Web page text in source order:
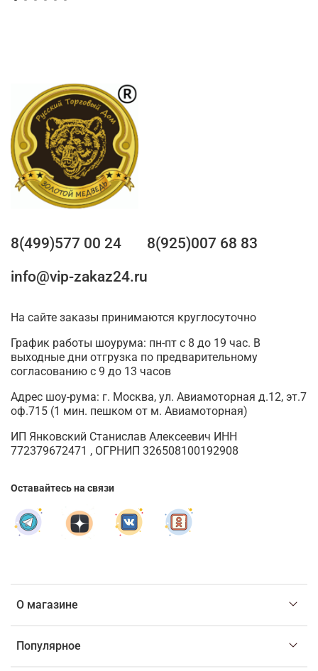
О магазине
Популярное
8(499)577 00 24
8(925)007 68 83
info@vip-zakaz24.ru
На сайте заказы принимаются круглосуточно
График работы шоурума: пн-пт с 8 до 19 час. В
выходные дни отгрузка по предварительному
согласованию с 9 до 13 часов
Адрес шоу-рума: г. Москва, ул. Авиамоторная д.12, эт.7
оф.715 (1 мин. пешком от м. Авиамоторная)
ИП Янковский Станислав Алексеевич ИНН
772379672471 , ОГРНИП 326508100192908
Оставайтесь на связи